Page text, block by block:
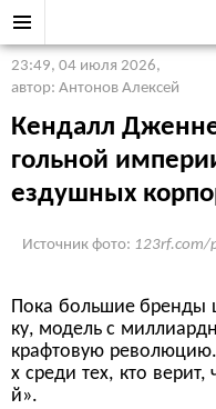
23:49, 04 июля 2026,
автор: Антонов Алексей
Кендалл
гольной
ездушных
Источник фото: 123rf.com/
Пока большие бренды
ку, модель с
крафтовую революцию.
х среди тех, кто
й».